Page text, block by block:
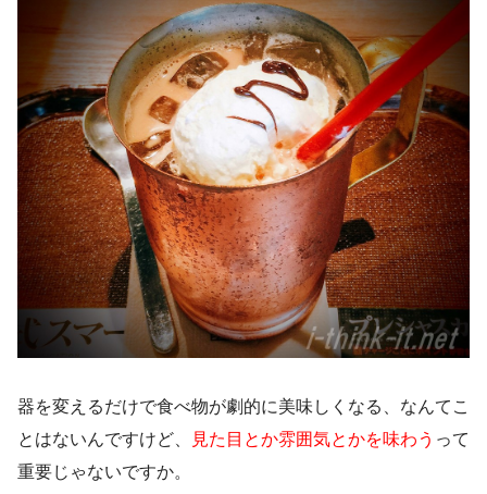
器を変えるだけで食べ物が劇的に美味しくなる、なんてこ
とはないんですけど、
見た目とか雰囲気とかを味わう って
重要じゃないですか。